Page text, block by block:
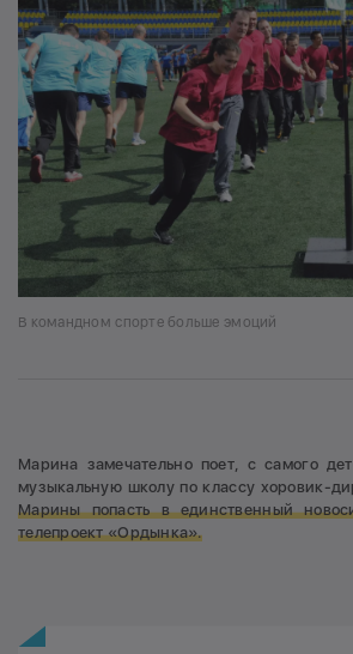
В командном спорте больше эмоций
Марина замечательно поет, с самого
музыкальную школу по классу хоровик-
Марины попасть в единственный
телепроект «Ордынка».